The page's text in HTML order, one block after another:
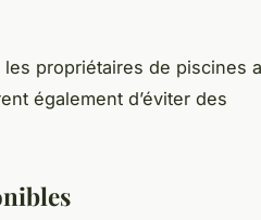
propriétaires de piscines
également d’éviter des